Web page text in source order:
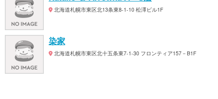
北海道札幌市東区北13条東8-1-10 松澤ビル1F
染家
北海道札幌市東区北十五条東7-1-30 フロンティア157－B1F